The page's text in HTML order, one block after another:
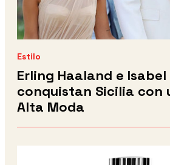
Estilo
Erling Haaland e Isabel
conquistan Sicilia con
Alta Moda